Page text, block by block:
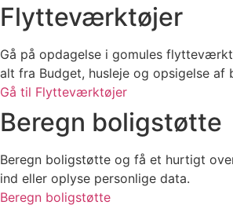
Flytteværktøjer
Gå på opdagelse i gomules
alt fra Budget, husleje og opsigelse af
Gå til Flytteværktøjer
Beregn boligstøtte
Beregn boligstøtte og få et hurtigt
ind eller oplyse personlige data.
Beregn boligstøtte